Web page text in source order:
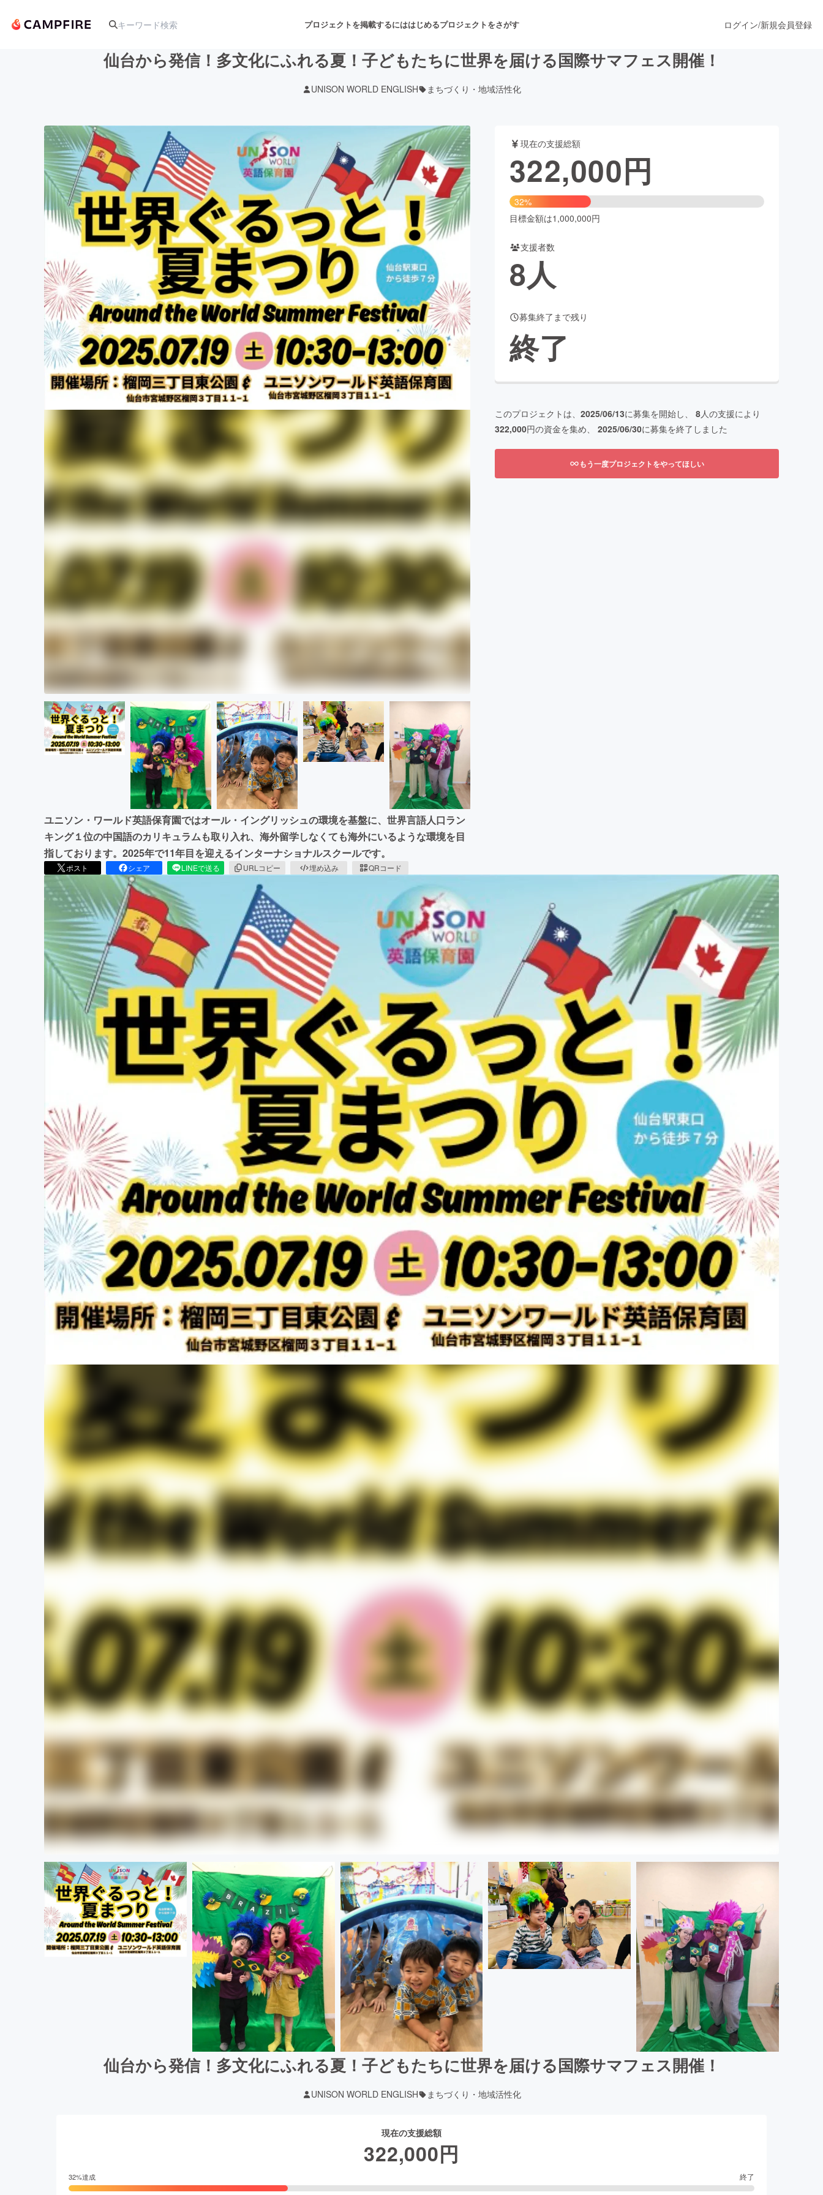
プロジェクトを掲載するにははじめるプロジェクトをさがす
アート・写真 音楽 舞台・パフォーマンス
テクノロジー・ガジェット ゲーム・サービス開発 フード・飲食店 ファッション
映像・映画 書籍・雑誌出版 アニメ・漫画
ビジネス・起業 チャレンジ ビューティー・ヘルスケア
まちづくり・地域活性化
CAMPFIRE for Social GoodCAMPFIRE Creation
CAMPFIREふるさと納税machi-yaコミュニティ
ログイン/新規会員登録
仙台から発信！多文化にふれる夏！子どもたちに世界を届ける国際サマフェス開催！
UNISON WORLD ENGLISH まちづくり・地域活性化
ユニソン・ワールド英語保育園ではオール・イングリッシュの環境を基盤に、世界言語人口ラン
キング１位の中国語のカリキュラムも取り入れ、海外留学しなくても海外にいるような環境を目
指しております。2025年で11年目を迎えるインターナショナルスクールです。
ポスト シェア LINEで送る URLコピー 埋め込み QRコード
現在の支援総額
322,000円
32%
目標金額は1,000,000円
支援者数
8人
募集終了まで残り
終了
このプロジェクトは、 2025/06/13に募集を開始し、 8人の支援により
322,000円の資金を集め、 2025/06/30に募集を終了しました
もう一度プロジェクトをやってほしい
仙台から発信！多文化にふれる夏！子どもたちに世界を届ける国際サマフェス開催！
UNISON WORLD ENGLISH まちづくり・地域活性化
現在の支援総額
322,000円
32%達成 終了